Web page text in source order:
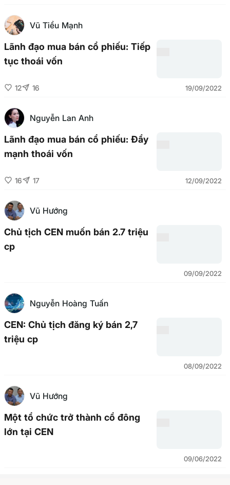
Vũ Tiểu Mạnh
Lãnh đạo mua bán cổ phiếu: Tiếp
tục thoái vốn
12 16 19/09/2022
Nguyễn Lan Anh
Lãnh đạo mua bán cổ phiếu: Đẩy
mạnh thoái vốn
16 17 12/09/2022
Vũ Hướng
Chủ tịch CEN muốn bán 2.7 triệu
cp
09/09/2022
Nguyễn Hoàng Tuấn
CEN: Chủ tịch đăng ký bán 2,7
triệu cp
08/09/2022
Vũ Hướng
Một tổ chức trở thành cổ đông
lớn tại CEN
09/06/2022